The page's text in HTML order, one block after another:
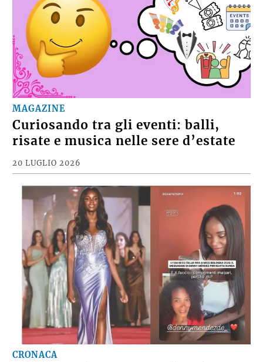
MAGAZINE
Curiosando tra gli eventi: balli,
risate e musica nelle sere d’estate
20 LUGLIO 2026
CRONACA